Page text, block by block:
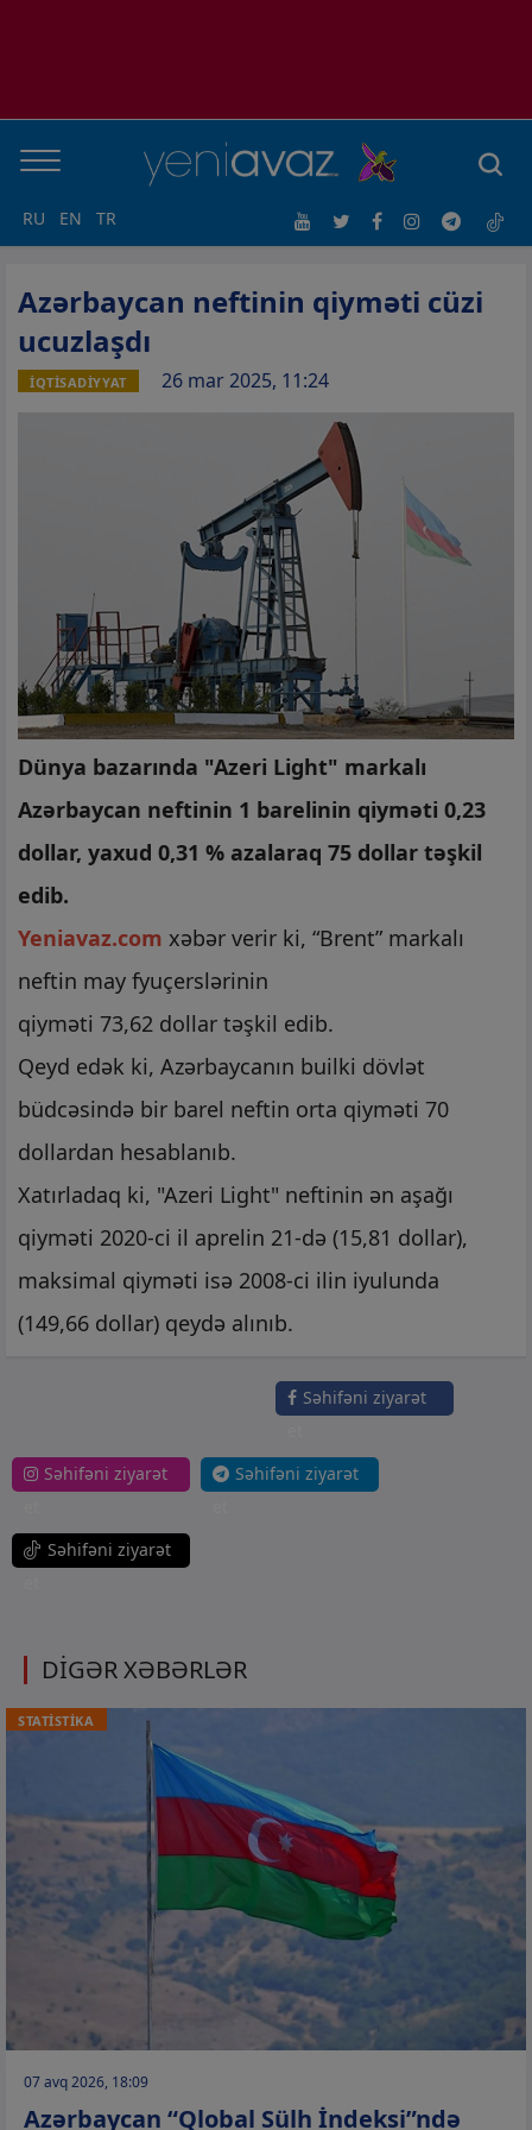
RU EN TR
Azərbaycan neftinin qiyməti cüzi
ucuzlaşdı
İQTİSADİYYAT 26 mar 2025, 11:24
Dünya bazarında "Azeri Light" markalı
Azərbaycan neftinin 1 barelinin qiyməti 0,23
dollar, yaxud 0,31 % azalaraq 75 dollar təşkil
edib.
Yeniavaz.com xəbər verir ki, “Brent” markalı
neftin may fyuçerslərinin
qiyməti 73,62 dollar təşkil edib.
Qeyd edək ki, Azərbaycanın builki dövlət
büdcəsində bir barel neftin orta qiyməti 70
dollardan hesablanıb.
Xatırladaq ki, "Azeri Light" neftinin ən aşağı
qiyməti 2020-ci il aprelin 21-də (15,81 dollar),
maksimal qiyməti isə 2008-ci ilin iyulunda
(149,66 dollar) qeydə alınıb.
Səhifəni ziyarət
Səhifəni ziyarət
Səhifəni ziyarət
Səhifəni ziyarət
DİGƏR XƏBƏRLƏR
STATİSTİKA
07 avq 2026, 18:09
Azərbaycan “Qlobal Sülh İndeksi”ndə